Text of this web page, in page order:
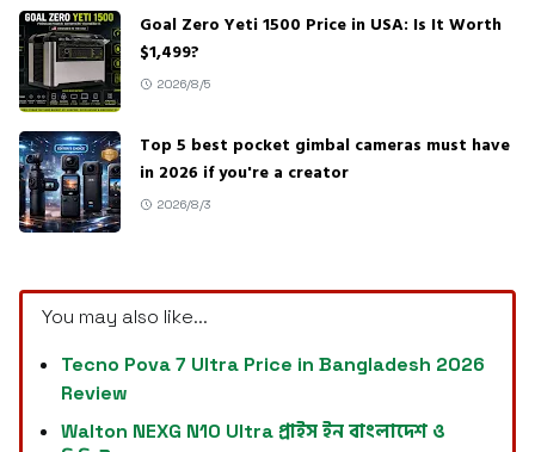
Goal Zero Yeti 1500 Price in USA: Is It Worth
$1,499?
2026/8/5
Top 5 best pocket gimbal cameras must have
in 2026 if you're a creator
2026/8/3
You may also like...
Tecno Pova 7 Ultra Price in Bangladesh 2026
Review
Walton NEXG N10 Ultra প্রাইস ইন বাংলাদেশ ও